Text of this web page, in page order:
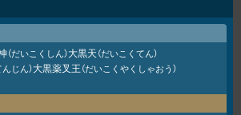
（だいこくしん）大黒天（だいこくてん）
じん）大黒薬叉王（だいこくやくしゃおう）